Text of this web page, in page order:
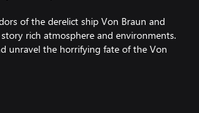
of the derelict ship Von Braun and
rich atmosphere and environments.
unravel the horrifying fate of the Von